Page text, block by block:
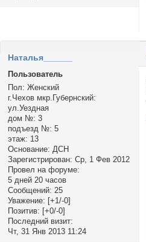
Наталья______
Пользователь
Пол: Женский
г.Чехов мкр.Губернский:
ул.Уездная
дом №: 3
подъезд №: 5
этаж: 13
Основание: ДСН
Зарегистрирован: Ср, 1 Фев 2012
Провел на форуме:
5 дней 20 часов
Сообщений: 25
Уважение: [+1/-0]
Позитив: [+0/-0]
Последний визит:
Чт, 31 Янв 2013 11:24